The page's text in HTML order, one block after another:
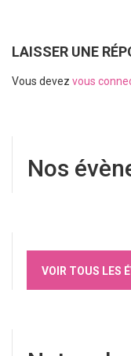
LAISSER UNE
Vous devez vous
Nos
VOIR TOUS LES